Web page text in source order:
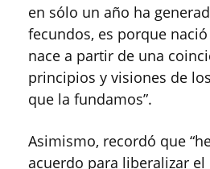
en sólo un año ha
fecundos, es porque
nace a partir de una
principios y visiones de
que la fundamos”.
Asimismo, recordó que
acuerdo para liberalizar el